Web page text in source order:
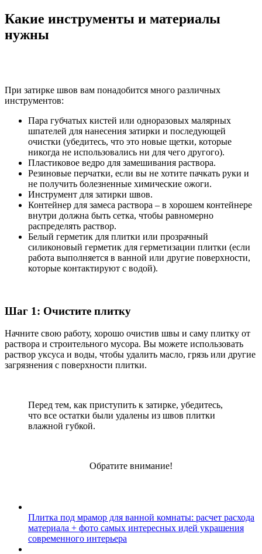
Какие инструменты и материалы
нужны
При затирке швов вам понадобится много различных
инструментов:
Пара губчатых кистей или одноразовых малярных
шпателей для нанесения затирки и последующей
очистки (убедитесь, что это новые щетки, которые
никогда не использовались ни для чего другого).
Пластиковое ведро для замешивания раствора.
Резиновые перчатки, если вы не хотите пачкать руки и
не получить болезненные химические ожоги.
Инструмент для затирки швов.
Контейнер для замеса раствора – в хорошем контейнере
внутри должна быть сетка, чтобы равномерно
распределять раствор.
Белый герметик для плитки или прозрачный
силиконовый герметик для герметизации плитки (если
работа выполняется в ванной или другие поверхности,
которые контактируют с водой).
Шаг 1: Очистите плитку
Начните свою работу, хорошо очистив швы и саму плитку от
раствора и строительного мусора. Вы можете использовать
раствор уксуса и воды, чтобы удалить масло, грязь или другие
загрязнения с поверхности плитки.
Перед тем, как приступить к затирке, убедитесь,
что все остатки были удалены из швов плитки
влажной губкой.
Обратите внимание!
Плитка под мрамор для ванной комнаты: расчет расхода
материала + фото самых интересных идей украшения
современного интерьера